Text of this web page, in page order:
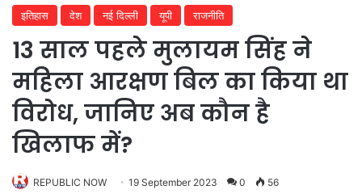
इतिहास देश नई दिल्ली यूपी राजनीति
13 साल पहले मुलायम सिंह ने
महिला आरक्षण बिल का किया था
विरोध, जानिए अब कौन है
खिलाफ में?
REPUBLIC NOW 19 September 2023 0 56